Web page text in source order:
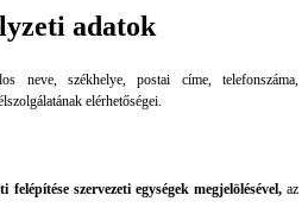
adatok
neve, székhelye, postai címe, telefonszáma,
elérhetőségei.
szervezeti egységek megjelölésével,az